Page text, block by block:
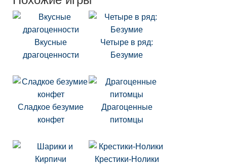
Вкусные
драгоценности
Четыре в ряд:
Безумие
Сладкое безумие
конфет
Драгоценные
питомцы
Крестики-Нолики